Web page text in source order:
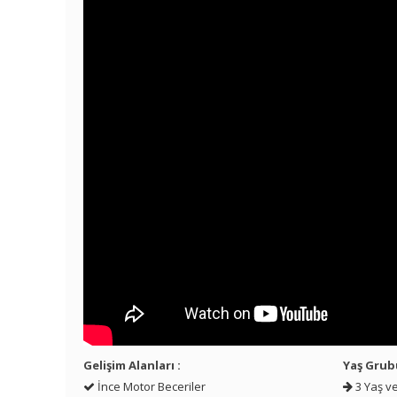
Gelişim Alanları :
İnce Motor Beceriler
Yaş
3 Yaş